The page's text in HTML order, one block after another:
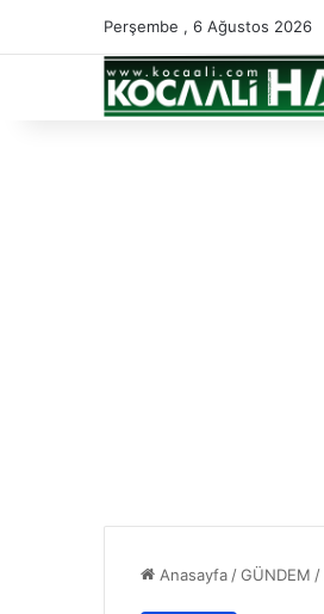
Perşembe , 6 Ağustos 2026
Anasayfa /GÜNDEM /